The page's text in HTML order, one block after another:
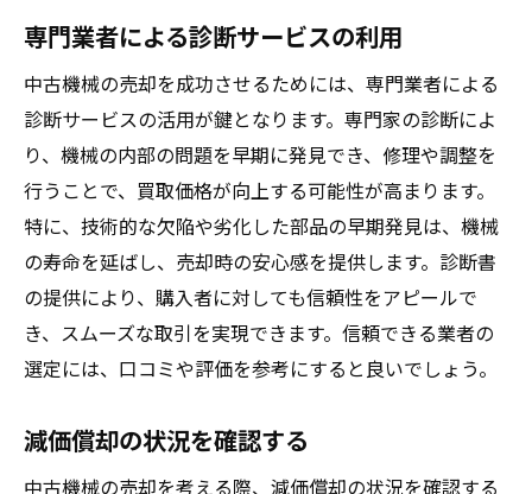
専門業者による診断サービスの利用
中古機械の売却を成功させるためには、専門業者による
診断サービスの活用が鍵となります。専門家の診断によ
り、機械の内部の問題を早期に発見でき、修理や調整を
行うことで、買取価格が向上する可能性が高まります。
特に、技術的な欠陥や劣化した部品の早期発見は、機械
の寿命を延ばし、売却時の安心感を提供します。診断書
の提供により、購入者に対しても信頼性をアピールで
き、スムーズな取引を実現できます。信頼できる業者の
選定には、口コミや評価を参考にすると良いでしょう。
減価償却の状況を確認する
中古機械の売却を考える際、減価償却の状況を確認する